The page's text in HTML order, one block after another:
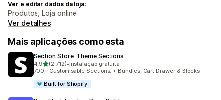
Ver e editar dados da loja:
Produtos, Loja online
Ver detalhes
Mais aplicações como esta
Section Store: Theme Sections
4,9de 5 estrelas
(2.712)
2712 total de avaliações
•Instalação gratuita
700+ Customisable Sections. + Bundles, Cart Drawer & Blocks
Built for Shopify